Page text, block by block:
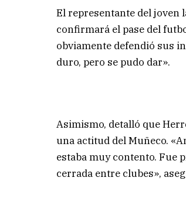
El representante del joven
confirmará el pase del
obviamente defendió sus
duro, pero se pudo dar».
Asimismo, detalló que
una actitud del Muñeco.
estaba muy contento. Fue
cerrada entre clubes»,